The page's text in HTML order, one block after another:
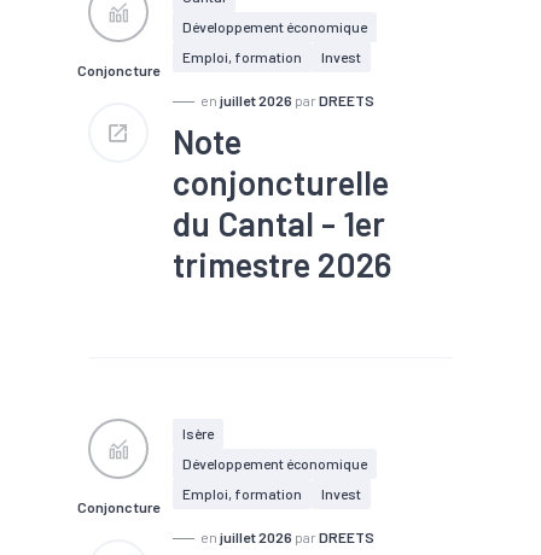
Conjoncture
Développement économique
Emploi, formation
Invest
en juillet 2026 par DREETS
Note
conjoncturelle
du Cantal - 1er
trimestre 2026
#Logement
Conjoncture
Isère
Développement économique
Emploi, formation
Invest
en juillet 2026 par DREETS